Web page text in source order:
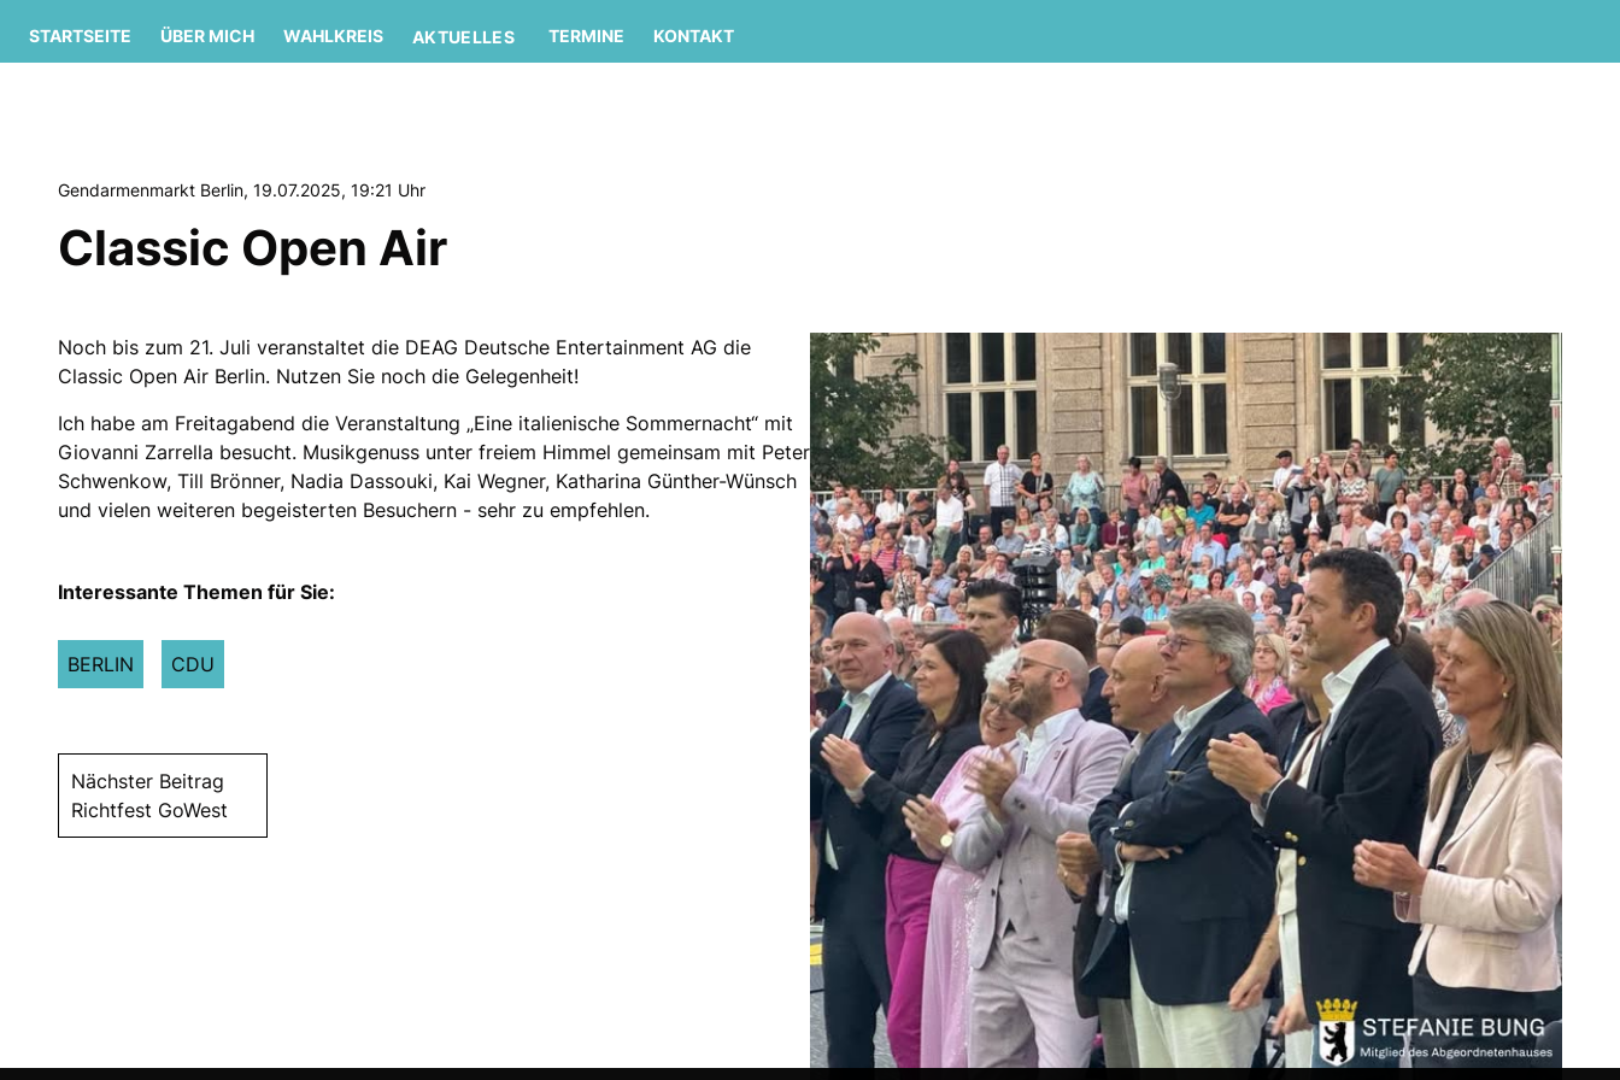
STARTSEITE ÜBER MICH WAHLKREIS AKTUELLES TERMINE KONTAKT
Gendarmenmarkt Berlin, 19.07.2025, 19:21 Uhr
Classic Open Air
Noch bis zum 21. Juli veranstaltet die DEAG Deutsche Entertainment AG die
Classic Open Air Berlin. Nutzen Sie noch die Gelegenheit!
Ich habe am Freitagabend die Veranstaltung „Eine italienische Sommernacht“ mit
Giovanni Zarrella besucht. Musikgenuss unter freiem Himmel gemeinsam mit Peter
Schwenkow, Till Brönner, Nadia Dassouki, Kai Wegner, Katharina Günther-Wünsch
und vielen weiteren begeisterten Besuchern - sehr zu empfehlen.
Interessante Themen für Sie:
BERLIN CDU
Nächster Beitrag
Richtfest GoWest